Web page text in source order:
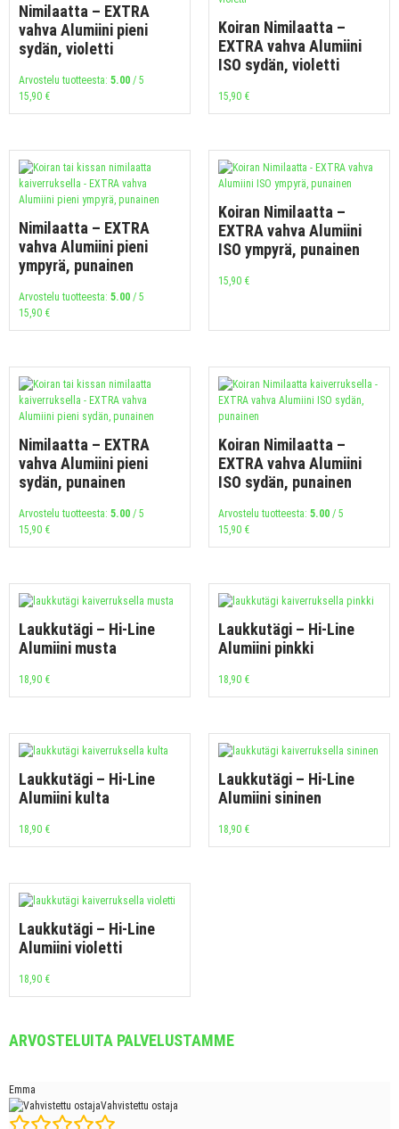
Nimilaatta – EXTRA
vahva Alumiini pieni
sydän, violetti
Arvostelu tuotteesta: 5.00 / 5
15,90 €
Koiran Nimilaatta –
EXTRA vahva Alumiini
ISO sydän, violetti
15,90 €
Nimilaatta – EXTRA
vahva Alumiini pieni
ympyrä, punainen
Arvostelu tuotteesta: 5.00 / 5
15,90 €
Koiran Nimilaatta –
EXTRA vahva Alumiini
ISO ympyrä, punainen
15,90 €
Nimilaatta – EXTRA
vahva Alumiini pieni
sydän, punainen
Arvostelu tuotteesta: 5.00 / 5
15,90 €
Koiran Nimilaatta –
EXTRA vahva Alumiini
ISO sydän, punainen
Arvostelu tuotteesta: 5.00 / 5
15,90 €
Laukkutägi – Hi-Line
Alumiini musta
18,90 €
Laukkutägi – Hi-Line
Alumiini pinkki
18,90 €
Laukkutägi – Hi-Line
Alumiini kulta
18,90 €
Laukkutägi – Hi-Line
Alumiini sininen
18,90 €
Laukkutägi – Hi-Line
Alumiini violetti
18,90 €
ARVOSTELUITA PALVELUSTAMME
Emma
Vahvistettu ostaja